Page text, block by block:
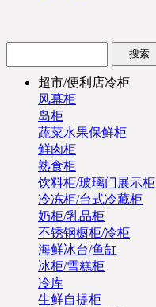
超市/便利店冷柜
风幕柜
岛柜
蔬菜水果保鲜柜
鲜肉柜
熟食柜
饮料柜/玻璃门展示柜
冷冻柜/台式冷藏柜
奶柜/乳品柜
不锈钢橱柜/冷柜
海鲜冰台/鱼缸
冰柜/雪糕柜
冷库
生鲜自提柜